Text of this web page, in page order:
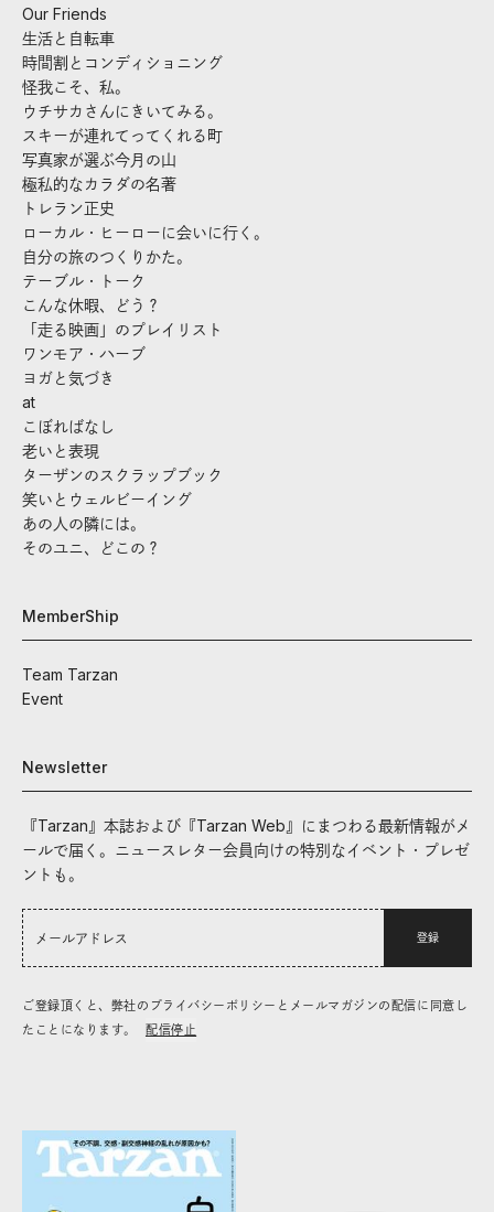
Our Friends
生活と自転車
時間割とコンディショニング
怪我こそ、私。
ウチサカさんにきいてみる。
スキーが連れてってくれる町
写真家が選ぶ今月の山
極私的なカラダの名著
トレラン正史
ローカル・ヒーローに会いに行く。
自分の旅のつくりかた。
テーブル・トーク
こんな休暇、どう？
「走る映画」のプレイリスト
ワンモア・ハーブ
ヨガと気づき
at
こぼればなし
老いと表現
ターザンのスクラップブック
笑いとウェルビーイング
あの人の隣には。
そのユニ、どこの？
MemberShip
Team Tarzan
Event
Newsletter
『Tarzan』本誌および『Tarzan Web』にまつわる最新情報がメ
ールで届く。ニュースレター会員向けの特別なイベント・プレゼ
ントも。
登録
ご登録頂くと、弊社のプライバシーポリシーとメールマガジンの配信に同意し
たことになります。
配信停止